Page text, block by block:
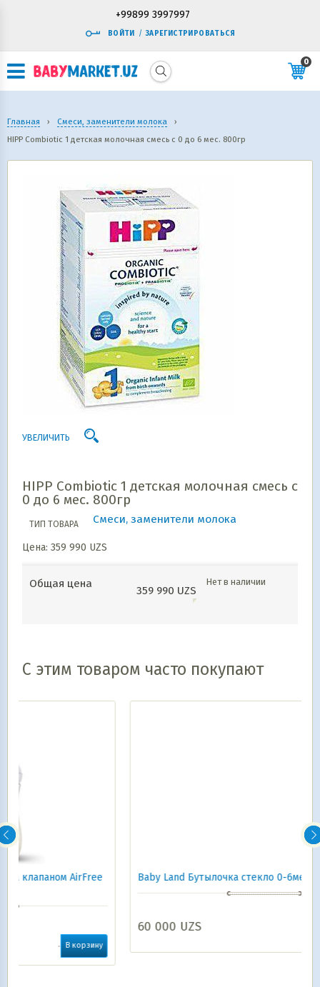
+99899 3997997
ВОЙТИ / ЗАРЕГИСТРИРОВАТЬСЯ
0
Главная › Смеси, заменители молока
›
HIPP Combiotic 1 детская молочная смесь с 0 до 6 мес. 800гр
УВЕЛИЧИТЬ
HIPP Combiotic 1 детская молочная смесь с
0 до 6 мес. 800гр
ТИП ТОВАРА Смеси, заменители молока
Цена: 359 990 UZS
Общая цена
359 990 UZS
Нет в наличии
С этим товаром часто покупают
Baby Land Бутылочка стекло 0-6мес 150мл 374